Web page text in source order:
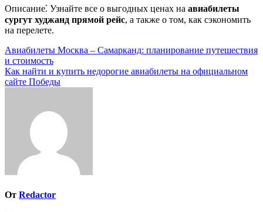
Описание⁚ Узнайте все о выгодных ценах на авиабилеты
сургут худжанд прямой рейс, а также о том, как сэкономить
на перелете.
Навигация
по
записям
Авиабилеты Москва – Самарканд: планирование путешествия
и стоимость
Как найти и купить недорогие авиабилеты на официальном
сайте Победы
От Redactor